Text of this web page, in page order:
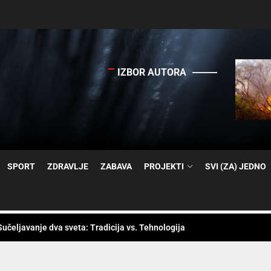
IZBOR AUTORA
SPORT ZDRAVLJE ZABAVA PROJEKTI SVI (ZA) JEDNO
šumske požare
na površinskom kopu „Tamnava-Zapadno polje“ /